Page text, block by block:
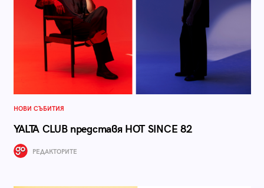
НОВИ СЪБИТИЯ
YALTA CLUB представя HOT SINCE 82
РЕДАКТОРИТЕ